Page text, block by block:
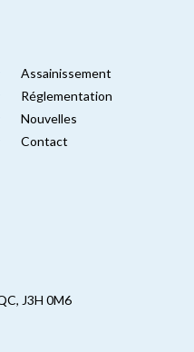
Assainissement
Réglementation
Nouvelles
Contact
J3H 0M6